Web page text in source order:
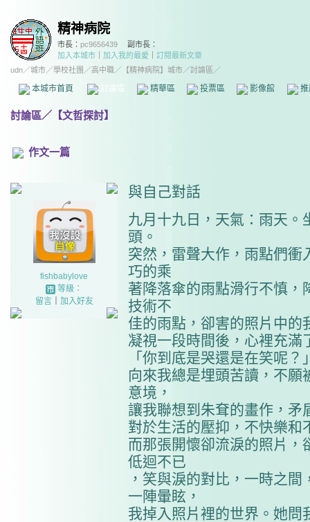
精神病院
市長： pc9656439
副市長：
加入本城市
加入我的最愛
訂閱最新文章
udn／城市／學校社團 ／高中職／ 【精神病院】城市／討論區／
本城市首頁 討論區 精華區 投票區 影像館
討論區／ 【文哲探討】
作文一篇
fishbabylove
等級：
留言｜ 加入好友
與自己對話
九月十九日，天氣：雨天。
頭。
突然，雷聲大作，雨點們衝
巧的乘
著降落傘的雨點滑行不慎，
技術不
佳的雨點，卻害的照片中的
凝視一段時間後，心裡充滿
「你到底是哭還是在笑呢
向來我總是埋頭苦讀，不願
意境，
讓我聯想到朱耷的畫作，矛
對於生活的壓抑，不快樂和
而那張開懷卻流淚的照片，
低迴不已
，笑與淚的對比，一時之
一陣暈眩，
我掉入照片裡的世界。她問